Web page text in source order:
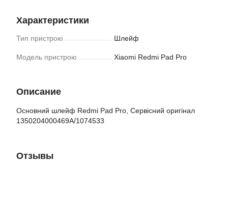
Характеристики
Тип пристрою Шлейф
Модель пристрою Xiaomi Redmi Pad Pro
Описание
Основний шлейф Redmi Pad Pro, Сервісний оригінал
1350204000469A/1074533
Отзывы